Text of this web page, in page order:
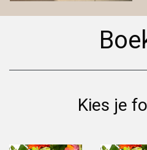
Kies je